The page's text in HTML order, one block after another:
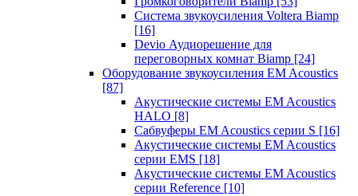
Система звукоусиления Voltera Biamp
[16]
Devio Аудиорешение для
переговорных комнат Biamp [24]
Оборудование звукоусиления EM Acoustics
[87]
Акустические системы EM Acoustics
HALO [8]
Сабвуферы EM Acoustics серии S [16]
Акустические системы EM Acoustics
серии EMS [18]
Акустические системы EM Acoustics
серии Reference [10]